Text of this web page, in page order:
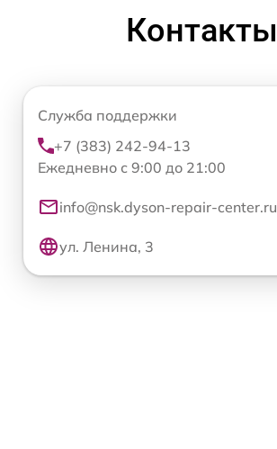
Контакты
Служба поддержки
+7 (383) 242-94-13
Ежедневно с 9:00 до 21:00
info@nsk.dyson-repair-center.ru
ул. Ленина, 3